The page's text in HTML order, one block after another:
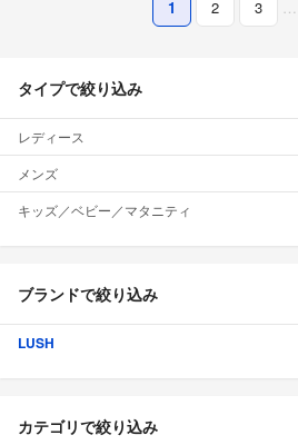
1 2 3 …
タイプで絞り込み
レディース
メンズ
キッズ／ベビー／マタニティ
ブランドで絞り込み
LUSH
カテゴリで絞り込み